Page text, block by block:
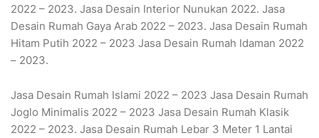
2022 – 2023. Jasa Desain Interior Nunukan 2022. Jasa
Desain Rumah Gaya Arab 2022 – 2023. Jasa Desain Rumah
Hitam Putih 2022 – 2023 Jasa Desain Rumah Idaman 2022
– 2023.
Jasa Desain Rumah Islami 2022 – 2023 Jasa Desain Rumah
Joglo Minimalis 2022 – 2023 Jasa Desain Rumah Klasik
2022 – 2023. Jasa Desain Rumah Lebar 3 Meter 1 Lantai